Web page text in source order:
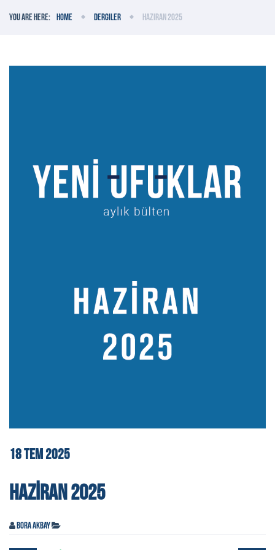
You are here: Home Dergiler Haziran 2025
18TEM2025
HAZIRAN 2025
Bora Akbay